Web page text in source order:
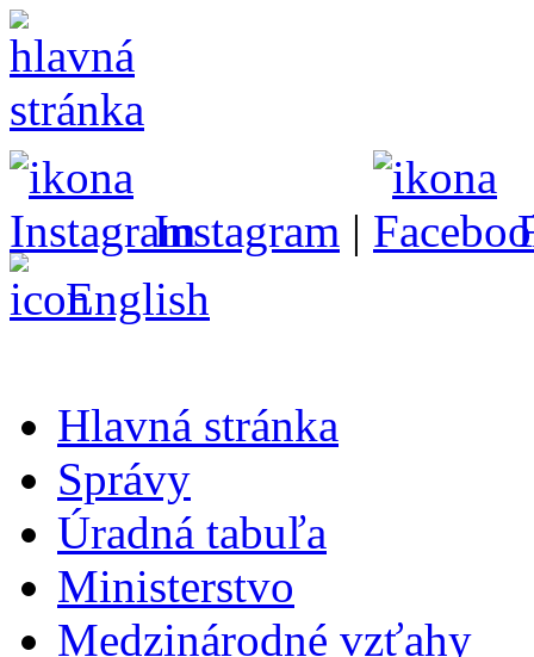
Instagram |
English
Hlavná stránka
Správy
Úradná tabuľa
Ministerstvo
Medzinárodné vzťahy